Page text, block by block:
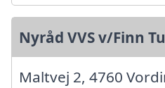
Nyråd VVS v/Finn
Maltvej 2, 4760